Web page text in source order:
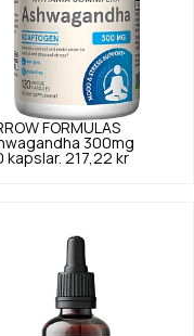
FORMULAS
300mg
kapslar. 217,22 kr